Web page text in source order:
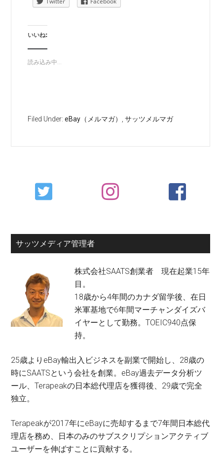
いいね:
読み込み中...
Filed Under:eBay（メルマガ） ,サッツメルマガ
Primary
Sidebar
サッツメディア管理者
株式会社SAATS創業者 現在起業15年
目。
18歳から4年間のカナダ留学後、在日
米軍基地で6年間マーチャンダイズバ
イヤーとして勤務。TOEIC940点保
持。
25歳よりeBay輸出入ビジネスを副業で開始し、28歳の
時にSAATSという会社を創業。eBay過去データ分析ツ
ール、Terapeakの日本総代理店を獲得後、29歳で完全
独立。
Terapeakが2017年にeBayに売却するまで7年間日本総代
理店を務め、日本のみのサブスクリプションアクティブ
ユーザーを伸ばすことに貢献する。